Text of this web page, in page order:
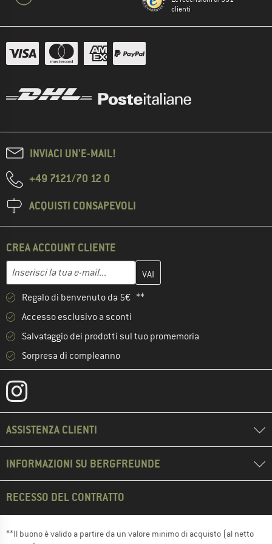
clienti
INVIACI UN'E-MAIL!
+49 7121/70 12 0
ACQUISTI CONSAPEVOLI
CREA ACCOUNT CLIENTE
Indirizzo e-mail
Inserisci qui il tuo indirizzo e-mail e crea il tuo account cliente
Regalo di benvenuto da 5€ **
Accesso esclusivo a sconti
Salvataggio dei prodotti sul tuo promemoria
Sorpresa di compleanno
ASSISTENZA CLIENTI
INFORMAZIONI SU BERGFREUNDE
RECESSO DEL CONTRATTO
**Il buono è valido a partire da un valore minimo di acquisto (al netto